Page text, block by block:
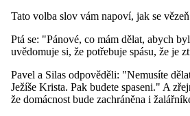
Tato volba slov vám napoví, jak se
Ptá se: "Pánové, co mám dělat, abych
uvědomuje si, že potřebuje spásu, že je
Pavel a Silas odpověděli: "Nemusíte
Ježíše Krista. Pak budete spaseni." A
že domácnost bude zachráněna i